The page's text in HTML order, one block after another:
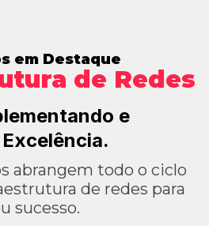
em Destaque
de Redes
e
abrangem todo o ciclo
de redes para
sucesso.